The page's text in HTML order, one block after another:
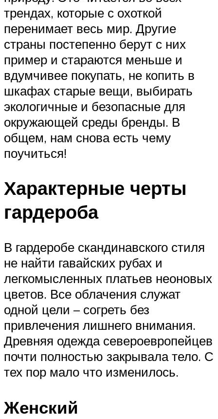
трендах, которые с охоткой
перенимает весь мир. Другие
страны постепенно берут с них
пример и стараются меньше и
вдумчивее покупать, не копить в
шкафах старые вещи, выбирать
экологичные и безопасные для
окружающей среды бренды. В
общем, нам снова есть чему
поучиться!
Характерные черты
гардероба
В гардеробе скандинавского стиля
не найти гавайских рубах и
легкомысленных платьев неоновых
цветов. Все облачения служат
одной цели – согреть без
привлечения лишнего внимания.
Древняя одежда североевропейцев
почти полностью закрывала тело. С
тех пор мало что изменилось.
Женский